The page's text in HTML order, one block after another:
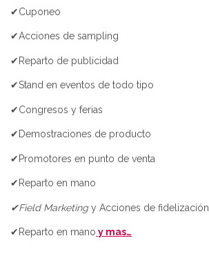
✔Cuponeo
✔Acciones de sampling
✔Reparto de publicidad
✔Stand en eventos de todo tipo
✔Congresos y ferias
✔Demostraciones de producto
✔Promotores en punto de venta
✔Reparto en mano
✔Field Marketingy Acciones de fidelización
✔Reparto en mano y mas…